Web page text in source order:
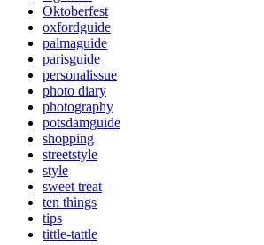
Oktoberfest
oxfordguide
palmaguide
parisguide
personalissue
photo diary
photography
potsdamguide
shopping
streetstyle
style
sweet treat
ten things
tips
tittle-tattle